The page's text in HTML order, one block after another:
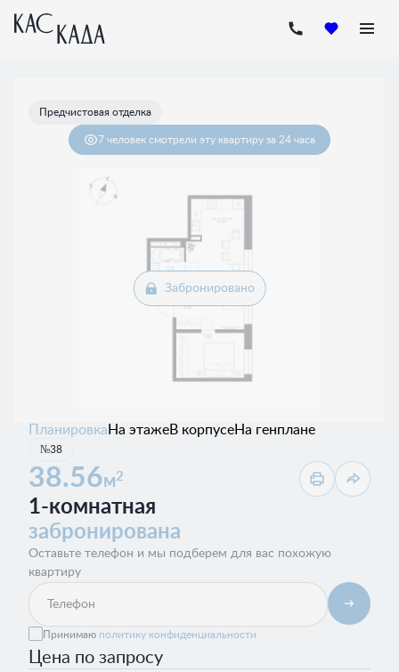
1-комнатная Цена по запросу
Предчистовая отделка
7 человек смотрели эту квартиру за 24 часа
Забронировано
Планировка На этажеВ корпусеНа генплане
№38
38.56м2
1-комнатная
забронирована
Оставьте телефон и мы подберем для вас похожую
квартиру
Принимаю политику конфиденциальности
Цена по запросу